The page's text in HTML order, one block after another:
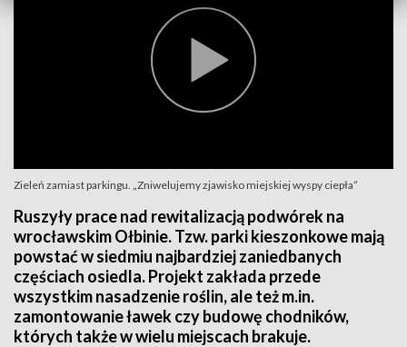
Zieleń zamiast parkingu. „Zniwelujemy zjawisko miejskiej wyspy ciepła”
Ruszyły prace nad rewitalizacją podwórek na
wrocławskim Ołbinie. Tzw. parki kieszonkowe mają
powstać w siedmiu najbardziej zaniedbanych
częściach osiedla. Projekt zakłada przede
wszystkim nasadzenie roślin, ale też m.in.
zamontowanie ławek czy budowę chodników,
których także w wielu miejscach brakuje.